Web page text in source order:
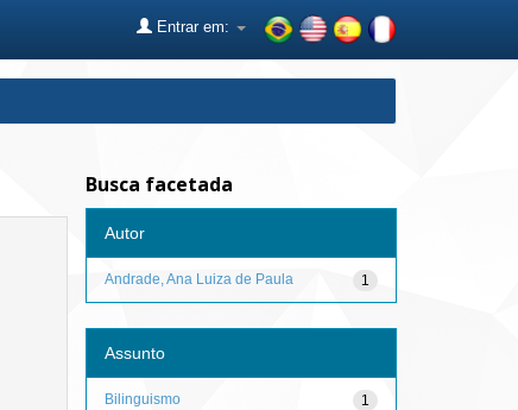
Entrar em:
Busca facetada
Autor
1
Andrade, Ana Luiza de Paula
Assunto
1
Bilinguismo